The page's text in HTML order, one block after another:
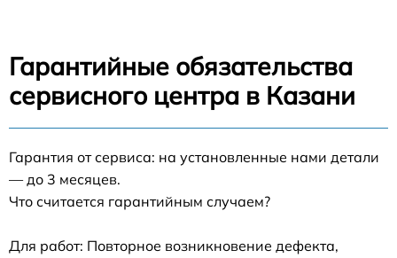
Гарантийные обязательства
сервисного центра в Казани
Гарантия от сервиса: на установленные нами детали
— до 3 месяцев.
Что считается гарантийным случаем?
Для работ: Повторное возникновение дефекта,